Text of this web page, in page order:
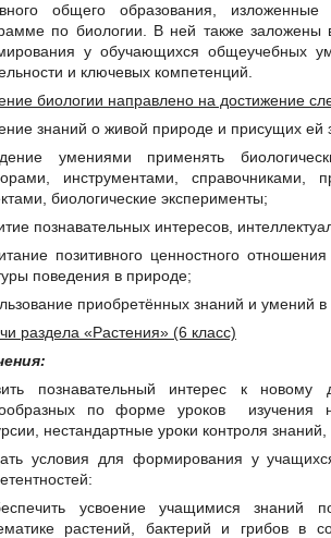
общего образования,
по биологии. В ней также заложены
у обучающихся общеучебных
и ключевых компетенций.
биологии направлено на достижение
знаний о живой природе и присущих ей
умениями применять
инструментами, справочниками,
биологические эксперименты;
познавательных интересов,
позитивного ценностного
поведения в природе;
приобретённых знаний и умений
раздела «Растения» (6 класс)
познавательный интерес к
по форме уроков изучения
нестандартные уроки контроля знаний,
условия для формирования у
усвоение учащимися знаний
растений, бактерий и грибов в